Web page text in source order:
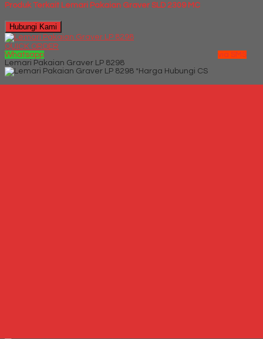
Produk Terkait Lemari Pakaian Graver SLD 2309 MC
Hubungi Kami
QUICK ORDER
Whatsapp
via SMS
Lemari Pakaian Graver LP 8298
*Harga Hubungi CS